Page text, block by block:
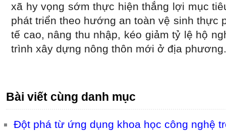
xã hy vọng sớm thực hiện thắng lợi mục
phát triển theo hướng an toàn vệ sinh thực
tế cao, nâng thu nhập, kéo giảm tỷ lệ hộ
trình xây dựng nông thôn mới ở địa phương.
Bài viết cùng danh mục
Đột phá từ ứng dụng khoa học công nghệ